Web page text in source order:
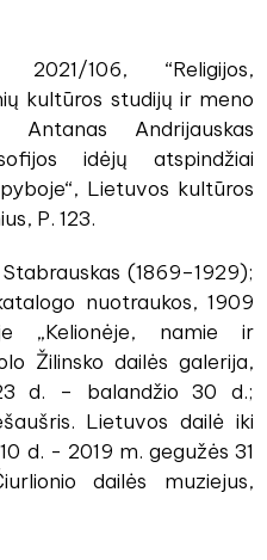
2021/106, “Religijos,
kultūros studijų ir meno
Antanas Andrijauskas
idėjų atspindžiai
Lietuvos kultūros
P. 123.
(1869–1929);
nuotraukos, 1909
„Kelionėje, namie ir
Žilinsko dailės galerija,
d. – balandžio 30 d.;
Lietuvos dailė iki
d. - 2019 m. gegužės 31
dailės muziejus,